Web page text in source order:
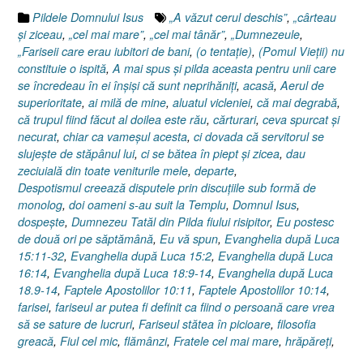
vameşului
şi
a
fariseului”
Pildele Domnului Isus „A văzut cerul deschis”, „cârteau
şi ziceau, „cel mai mare”, „cel mai tânăr”, „Dumnezeule,
„Fariseii care erau iubitori de bani, (o tentaţie), (Pomul Vieţii) nu
constituie o ispită,A mai spus şi pilda aceasta pentru unii care
se încredeau în ei înşişi că sunt neprihăniţi, acasă,Aerul de
superioritate, ai milă de mine, aluatul vicleniei, că mai degrabă,
că trupul fiind făcut al doilea este rău, cărturari, ceva spurcat şi
necurat, chiar ca vameşul acesta, ci dovada că servitorul se
slujeşte de stăpânul lui, ci se bătea în piept şi zicea, dau
zeciuială din toate veniturile mele, departe,
Despotismul creează disputele prin discuţiile sub formă de
monolog, doi oameni s-au suit la Templu, Domnul Isus,
dospeşte, Dumnezeu Tatăl din Pilda fiului risipitor, Eu postesc
de două ori pe săptămână, Eu vă spun, Evanghelia după Luca
15:11-32, Evanghelia după Luca 15:2, Evanghelia după Luca
16:14, Evanghelia după Luca 18:9-14, Evanghelia după Luca
18.9-14, Faptele Apostolilor 10:11, Faptele Apostolilor 10:14,
farisei, fariseul ar putea fi definit ca fiind o persoană care vrea
să se sature de lucruri, Fariseul stătea în picioare, filosofia
greacă, Fiul cel mic, flămânzi, Fratele cel mai mare, hrăpăreţi,